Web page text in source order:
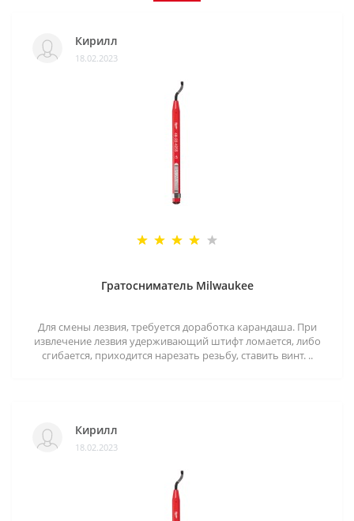
Кирилл
18.02.2023
Гратосниматель Milwaukee
Для смены лезвия, требуется доработка карандаша. При
извлечение лезвия удерживающий штифт ломается, либо
сгибается, приходится нарезать резьбу, ставить винт. ..
Кирилл
18.02.2023